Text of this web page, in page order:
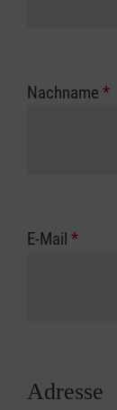
Nachname *
E-Mail *
Adresse